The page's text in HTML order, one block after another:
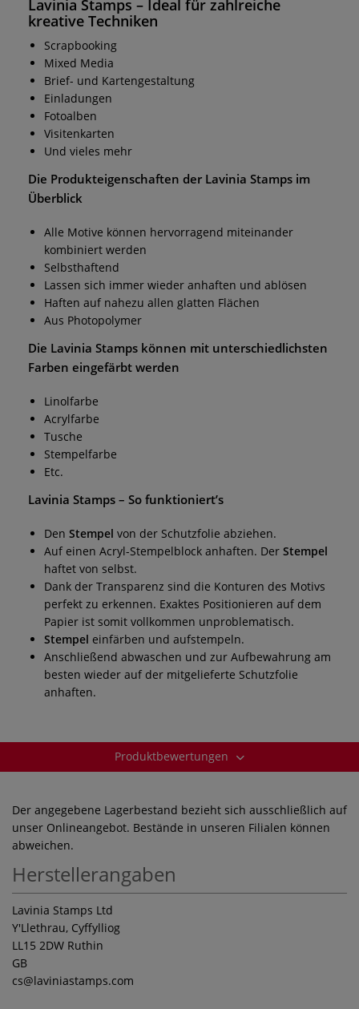
Lavinia Stamps – Ideal für zahlreiche
kreative Techniken
Scrapbooking
Mixed Media
Brief- und Kartengestaltung
Einladungen
Fotoalben
Visitenkarten
Und vieles mehr
Die Produkteigenschaften der Lavinia Stamps im
Überblick
Alle Motive können hervorragend miteinander
kombiniert werden
Selbsthaftend
Lassen sich immer wieder anhaften und ablösen
Haften auf nahezu allen glatten Flächen
Aus Photopolymer
Die Lavinia Stamps können mit unterschiedlichsten
Farben eingefärbt werden
Linolfarbe
Acrylfarbe
Tusche
Stempelfarbe
Etc.
Lavinia Stamps – So funktioniert’s
Den Stempel von der Schutzfolie abziehen.
Auf einen Acryl-Stempelblock anhaften. Der Stempel
haftet von selbst.
Dank der Transparenz sind die Konturen des Motivs
perfekt zu erkennen. Exaktes Positionieren auf dem
Papier ist somit vollkommen unproblematisch.
Stempel einfärben und aufstempeln.
Anschließend abwaschen und zur Aufbewahrung am
besten wieder auf der mitgelieferte Schutzfolie
anhaften.
Produktbewertungen
Der angegebene Lagerbestand bezieht sich ausschließlich auf
unser Onlineangebot. Bestände in unseren Filialen können
abweichen.
Herstellerangaben
Lavinia Stamps Ltd
Y'Llethrau, Cyffylliog
LL15 2DW Ruthin
GB
cs@laviniastamps.com